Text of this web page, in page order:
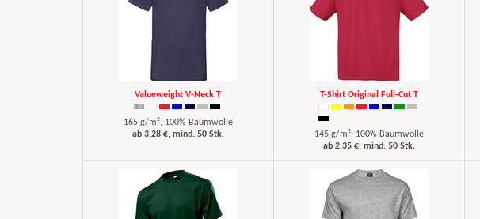
Valueweight V-Neck T
165 g/m², 100% Baumwolle
ab 3,28 €, mind. 50 Stk.
T-Shirt Original Full-Cut T
145 g/m², 100% Baumwolle
ab 2,35 €, mind. 50 Stk.